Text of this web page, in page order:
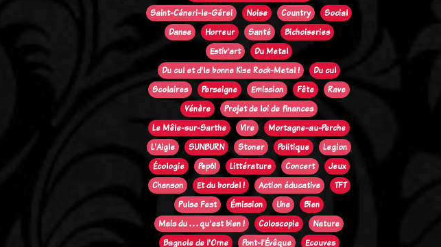
Saint-Céneri-le-Gérei
Noise Country
Social
Danse
Horreur Santé
Bichoiseries
Estiv'art
Du Metal
Du cul et d'la bonne Kise Rock-Metal !
Du cul
Scolaires
Perseigne Emission Fête
Rave
Vénère
Projet de loi de finances
Le Mêle-sur-Sarthe
Vire
Mortagne-au-Perche
L'Aigle
SUNBURN Stoner Politique
Legion
Écologie
Pep61 Littérature Concert
Jeux
Chanson
Et du bordel ! Action éducative
TFT
Pulse Fest
Émission Une
Bien
Mais du . . . qu'est bien !
Coloscopie
Nature
Bagnole de l'Orne
Pont-l'Évêque
Ecouves